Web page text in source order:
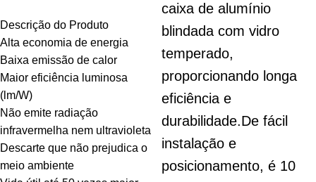
Descrição do Produto
Alta economia de energia
Baixa emissão de calor
Maior eficiência luminosa
(lm/W)
Não emite radiação
infravermelha nem ultravioleta
Descarte que não prejudica o
meio ambiente
caixa de alumínio
blindada com vidro
temperado,
proporcionando longa
eficiência e
durabilidade.De fácil
instalação e
posicionamento, é 10